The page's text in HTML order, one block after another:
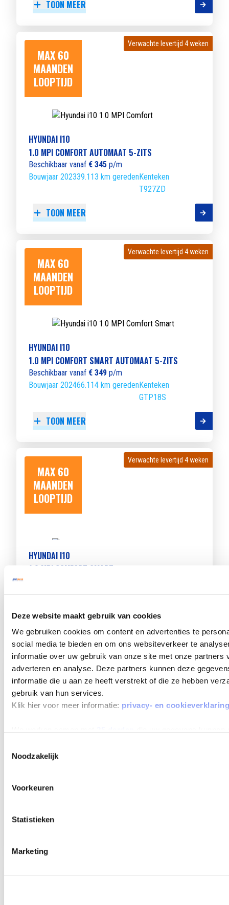
Deze website maakt gebruik van cookies
We gebruiken cookies om content en advertenties te
social media te bieden en om ons websiteverkeer te
informatie over uw gebruik van onze site met onze partners
adverteren en analyse. Deze partners kunnen deze
informatie die u aan ze heeft verstrekt of die ze hebben
gebruik van hun services.
Klik hier voor meer informatie: privacy- en cookieverklaring
Noodzakelijk
Voorkeuren
Statistieken
Marketing
TOON MEER
MAX 60
MAANDEN
LOOPTIJD
Verwachte levertijd 4 weken
Verwachte levertijd 4 weken
HYUNDAI I10
1.0 MPI COMFORT AUTOMAAT 5-ZITS
Beschikbaar vanaf € 345 p/m
Bouwjaar 202339.113 km geredenKenteken
T927ZD
TOON MEER
MAX 60
MAANDEN
LOOPTIJD
Verwachte levertijd 4 weken
Verwachte levertijd 4 weken
HYUNDAI I10
1.0 MPI COMFORT SMART AUTOMAAT 5-ZITS
Beschikbaar vanaf € 349 p/m
Bouwjaar 202466.114 km geredenKenteken
GTP18S
TOON MEER
MAX 60
MAANDEN
LOOPTIJD
Verwachte levertijd 4 weken
Verwachte levertijd 4 weken
HYUNDAI I10
1.0 MPI COMFORT SMART
Bouwjaar 20258.543 km geredenKenteken
TOON MEER
MAX 60
MAANDEN
LOOPTIJD
Verwachte levertijd 4 weken
Verwachte levertijd 4 weken
HYUNDAI I10
Beschikbaar vanaf
Verwachte levertijd 4 weken
Verwachte levertijd 4 weken